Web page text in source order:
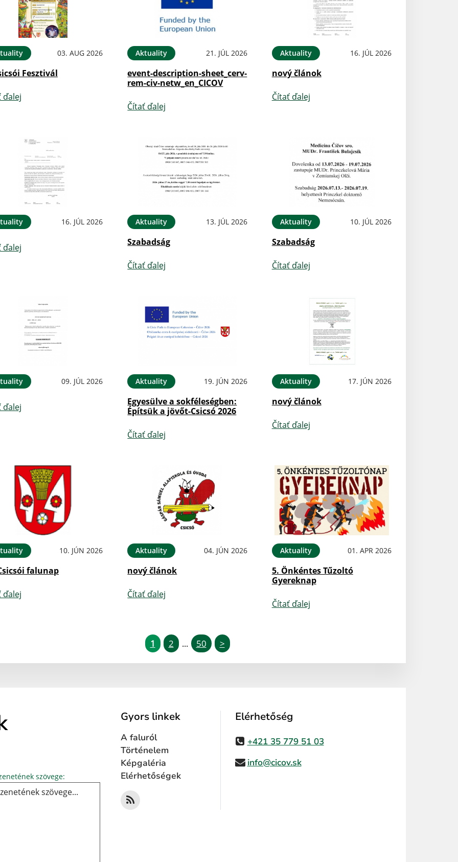
03. AUG 2026
Fesztivál
ďalej
Aktuality 21. JÚL 2026
event-description-sheet_cerv-
rem-civ-netw_en_CICOV
Čítať ďalej
Aktuality 16. JÚL 2026
nový článok
Čítať ďalej
16. JÚL 2026
ďalej
Aktuality 13. JÚL 2026
Szabadság
Čítať ďalej
Aktuality 10. JÚL 2026
Szabadság
Čítať ďalej
09. JÚL 2026
ďalej
Aktuality 19. JÚN 2026
Egyesülve a sokféleségben:
Építsük a jövőt-Csicsó 2026
Čítať ďalej
Aktuality 17. JÚN 2026
nový článok
Čítať ďalej
10. JÚN 2026
falunap
ďalej
Aktuality 04. JÚN 2026
nový článok
Čítať ďalej
Aktuality 01. APR 2026
5. Önkéntes Tűzoltó
Gyereknap
Čítať ďalej
1 2 ... 50 >
szövege: Üzenetének szövege...
Gyors linkek
A faluról
Történelem
Képgaléria
Elérhetőségek
Elérhetőség
+421 35 779 51 03
info@cicov.sk